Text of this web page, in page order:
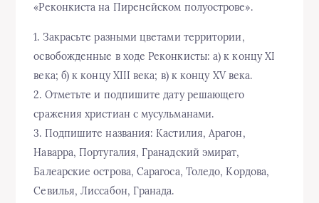
«Реконкиста на Пиренейском полуострове».
1. Закрасьте разными цветами территории,
освобожденные в ходе Реконкисты: а) к концу XI
века; б) к концу XIII века; в) к концу XV века.
2. Отметьте и подпишите дату решающего
сражения христиан с мусульманами.
3. Подпишите названия: Кастилия, Арагон,
Наварра, Португалия, Гранадский эмират,
Балеарские острова, Сарагоса, Толедо, Кордова,
Севилья, Лиссабон, Гранада.